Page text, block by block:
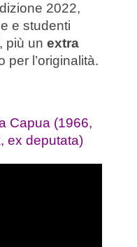
2022,
e studenti
più un extra
per l’originalità.
Capua (1966,
ex deputata)